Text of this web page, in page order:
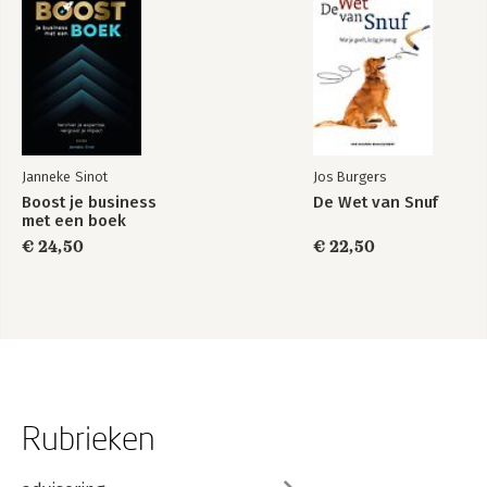
Janneke Sinot
Boost je business
met een boek
€ 24,50
Jos Burgers
De Wet van Snuf
€ 22,50
Rubrieken